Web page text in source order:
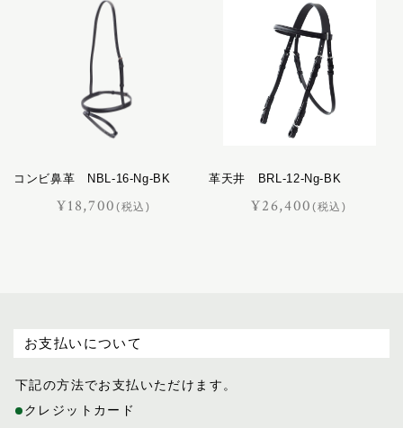
コンビ鼻革 NBL-16-Ng-BK
¥18,700(税込)
革天井 BRL-12-Ng-BK
¥26,400(税込)
お支払いについて
下記の方法でお支払いただけます。
クレジットカード